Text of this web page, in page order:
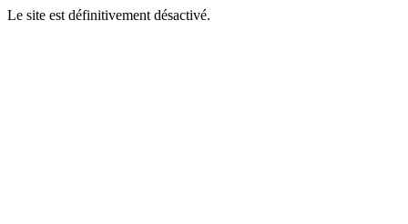
Le site est définitivement désactivé.